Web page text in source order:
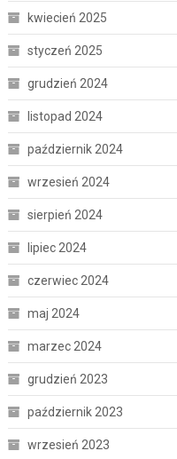
kwiecień 2025
styczeń 2025
grudzień 2024
listopad 2024
październik 2024
wrzesień 2024
sierpień 2024
lipiec 2024
czerwiec 2024
maj 2024
marzec 2024
grudzień 2023
październik 2023
wrzesień 2023